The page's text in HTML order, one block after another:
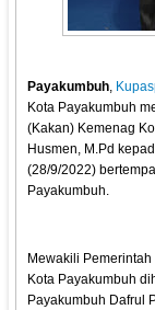
Payakumbuh,
Kota Payakumbuh
(Kakan) Kemenag
Husmen, M.Pd
(28/9/2022)
Payakumbuh.
Mewakili
Kota Payakumbuh
Payakumbuh Dafrul